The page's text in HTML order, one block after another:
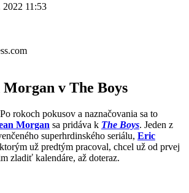
2022 11:53
v The Boys
rokoch pokusov a naznačovania sa to
Morgan sa pridáva k The Boys. Jeden z
superhrdinského seriálu, Eric
už predtým pracoval, chcel už od prvej
zladiť kalendáre, až doteraz.